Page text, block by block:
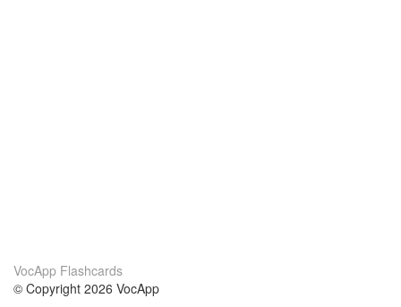
VocApp Flashcards
© Copyright 2026 VocApp